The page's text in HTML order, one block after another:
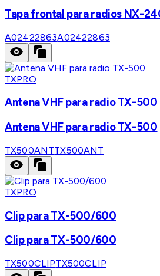
Tapa frontal para radios NX-
A02422863A02422863
TXPRO
Antena VHF para radio TX-500
Antena VHF para radio TX-500
TX500ANTTX500ANT
TXPRO
Clip para TX-500/600
Clip para TX-500/600
TX500CLIPTX500CLIP